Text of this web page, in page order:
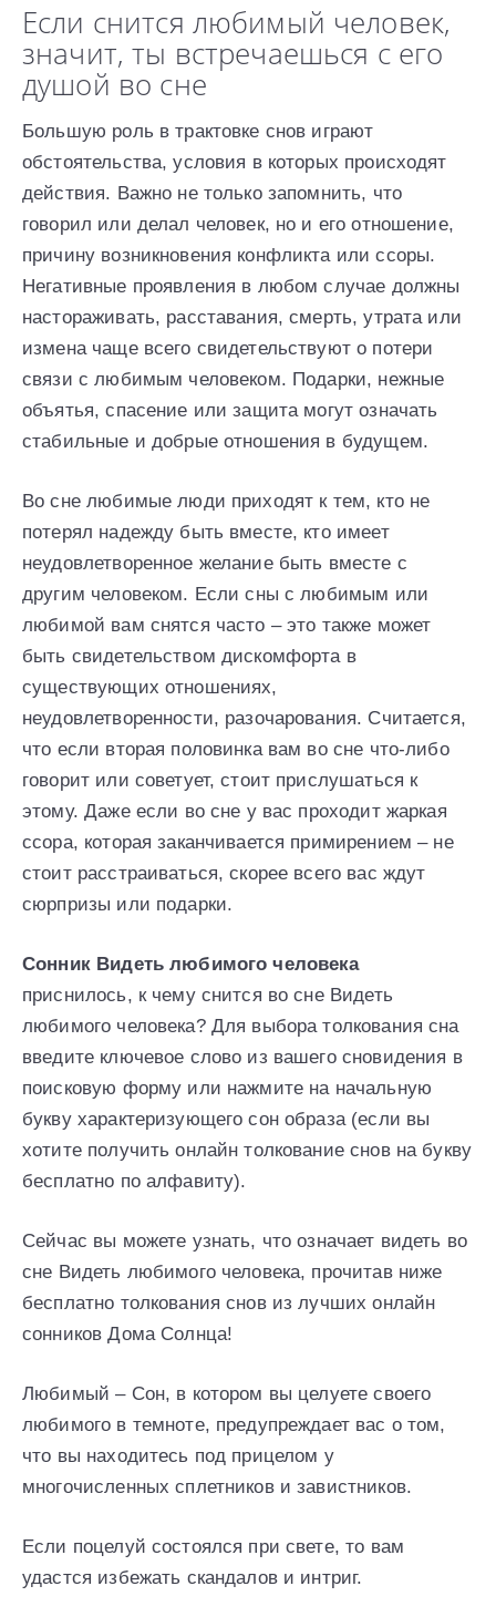
Если снится любимый человек,
значит, ты встречаешься с его
душой во сне
Большую роль в трактовке снов играют
обстоятельства, условия в которых происходят
действия. Важно не только запомнить, что
говорил или делал человек, но и его отношение,
причину возникновения конфликта или ссоры.
Негативные проявления в любом случае должны
настораживать, расставания, смерть, утрата или
измена чаще всего свидетельствуют о потери
связи с любимым человеком. Подарки, нежные
объятья, спасение или защита могут означать
стабильные и добрые отношения в будущем.
Во сне любимые люди приходят к тем, кто не
потерял надежду быть вместе, кто имеет
неудовлетворенное желание быть вместе с
другим человеком. Если сны с любимым или
любимой вам снятся часто – это также может
быть свидетельством дискомфорта в
существующих отношениях,
неудовлетворенности, разочарования. Считается,
что если вторая половинка вам во сне что-либо
говорит или советует, стоит прислушаться к
этому. Даже если во сне у вас проходит жаркая
ссора, которая заканчивается примирением – не
стоит расстраиваться, скорее всего вас ждут
сюрпризы или подарки.
Сонник Видеть любимого человека
приснилось, к чему снится во сне Видеть
любимого человека? Для выбора толкования сна
введите ключевое слово из вашего сновидения в
поисковую форму или нажмите на начальную
букву характеризующего сон образа (если вы
хотите получить онлайн толкование снов на букву
бесплатно по алфавиту).
Сейчас вы можете узнать, что означает видеть во
сне Видеть любимого человека, прочитав ниже
бесплатно толкования снов из лучших онлайн
сонников Дома Солнца!
Любимый – Сон, в котором вы целуете своего
любимого в темноте, предупреждает вас о том,
что вы находитесь под прицелом у
многочисленных сплетников и завистников.
Если поцелуй состоялся при свете, то вам
удастся избежать скандалов и интриг.